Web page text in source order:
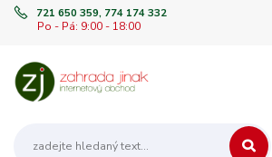
721 650 359, 774 174 332
Po - Pá: 9:00 - 18:00